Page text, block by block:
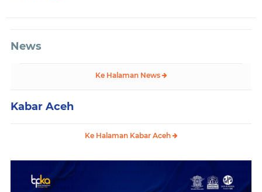
News
Ke Halaman News
Kabar Aceh
Ke Halaman Kabar Aceh